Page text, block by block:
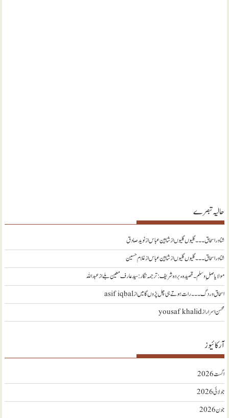
حالیہ تبصرے
شناور اسحاق ۔۔۔ گلیوں گلیوں از شاہین عباسازنويد صادق
شناور اسحاق ۔۔۔ گلیوں گلیوں از شاہین عباسازغلام حسین
مولا یا صلِ وسلم ۔قصیدہ ء بردہ شریف: ترجمہ نگار : سید عارف معین بلےازعبداللہ
اسحاق وردگ ۔۔۔ رات ہوتے ہی چل پڑوں گا میںازasif iqbal
محسن اسرارازyousaf khalid
آرکائیوز
اگست 2026
جولائی 2026
جون 2026